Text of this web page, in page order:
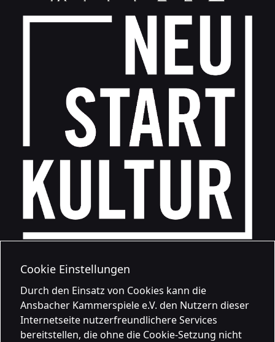
Cookie Einstellungen
Durch den Einsatz von Cookies kann die
Ansbacher Kammerspiele e.V. den Nutzern dieser
Internetseite nutzerfreundlichere Services
bereitstellen, die ohne die Cookie-Setzung nicht